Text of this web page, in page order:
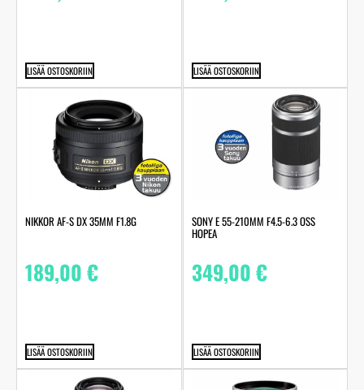
LISÄÄ OSTOSKORIIN LISÄÄ OSTOSKORIIN
NIKKOR AF-S DX 35MM F1.8G
189,00€
LISÄÄ OSTOSKORIIN
SONY E 55-210MM F4.5-6.3 OSS
HOPEA
349,00€
LISÄÄ OSTOSKORIIN